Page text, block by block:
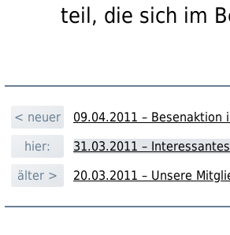
teil, die sich im
< neuer
09.04.2011 – Besenaktion
hier:
31.03.2011 –
älter >
20.03.2011 – Unsere